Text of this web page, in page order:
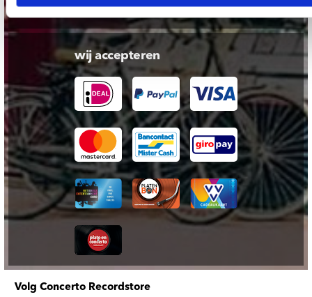
Privacy Verklaring
wij accepteren
Volg Concerto Recordstore